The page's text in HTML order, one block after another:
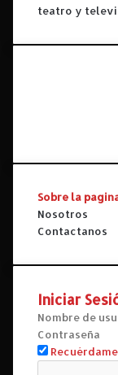
teatro y
Sobre la
Nosotros
Contactanos
Iniciar
Recuérdame